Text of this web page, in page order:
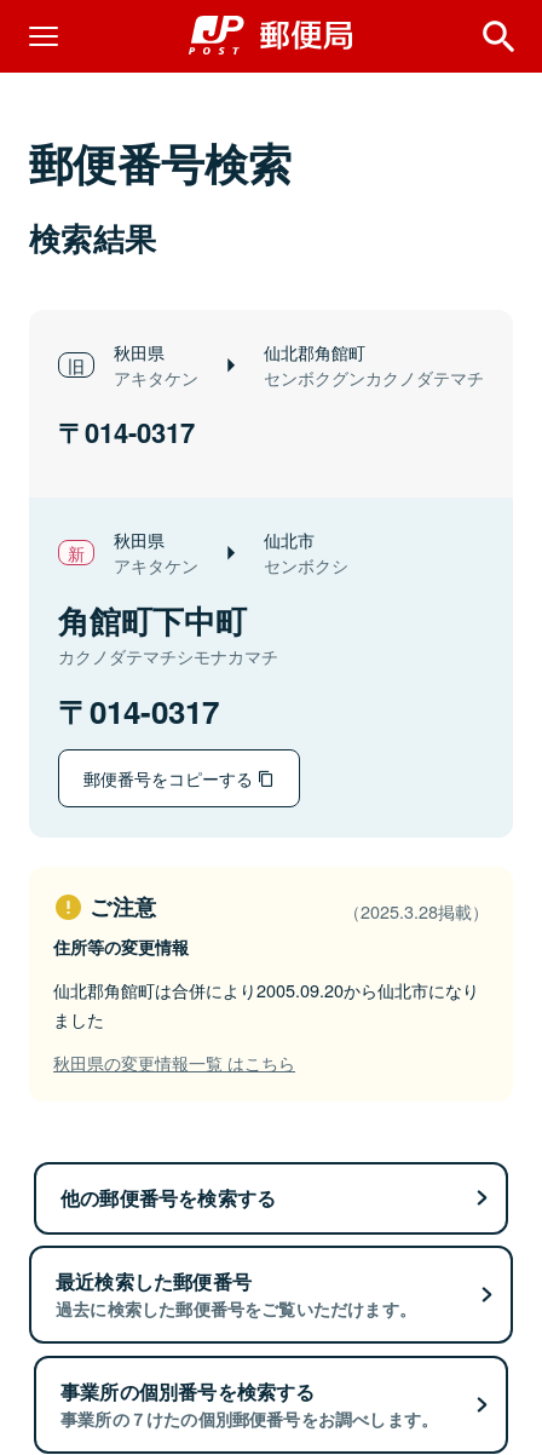
郵便番号検索
検索結果
秋田県
アキタケン
仙北郡角館町
センボクグンカクノダテマチ
014-0317
秋田県
アキタケン
仙北市
センボクシ
角館町下中町
カクノダテマチシモナカマチ
014-0317
郵便番号をコピーする
ご注意 （2025.3.28掲載）
住所等の変更情報
仙北郡角館町は合併により2005.09.20から仙北市になり
ました
秋田県の変更情報一覧 はこちら
他の郵便番号を検索する
最近検索した郵便番号
過去に検索した郵便番号をご覧いただけます。
事業所の個別番号を検索する
事業所の７けたの個別郵便番号をお調べします。